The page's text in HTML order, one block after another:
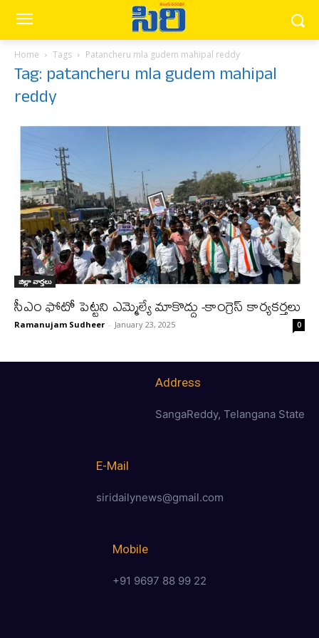
Home Tags Patancheru mla gudem mahipal reddy
Tag: patancheru mla gudem mahipal
reddy
జిల్లా వార్త‌లు
సీఎం ఫోటో పెట్టని ఎమ్మెల్యే మాకొద్దు -కాంగ్రెస్ కార్యకర్తలు
Ramanujam Sudheer - January 23, 2025 0
Address
SangaReddy, Telangana State
E-Mail
siridailynews@gmail.com
Mobile
+91 9697 88 99 22